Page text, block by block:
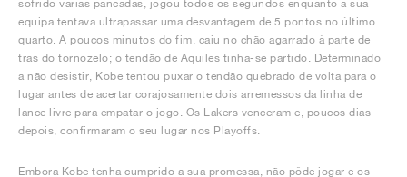
sofrido várias pancadas, jogou todos os segundos enquanto a sua
equipa tentava ultrapassar uma desvantagem de 5 pontos no último
quarto. A poucos minutos do fim, caiu no chão agarrado à parte de
trás do tornozelo; o tendão de Aquiles tinha-se partido. Determinado
a não desistir, Kobe tentou puxar o tendão quebrado de volta para o
lugar antes de acertar corajosamente dois arremessos da linha de
lance livre para empatar o jogo. Os Lakers venceram e, poucos dias
depois, confirmaram o seu lugar nos Playoffs.
Embora Kobe tenha cumprido a sua promessa, não pôde jogar e os